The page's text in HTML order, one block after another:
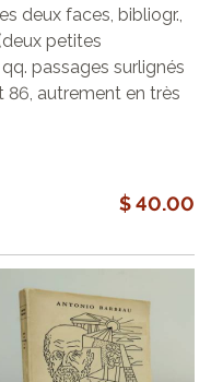
deux faces, bibliogr.,
petites
passages surlignés
86, autrement en très
$ 40.00